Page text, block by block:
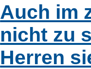
Auch im
nicht zu
Herren